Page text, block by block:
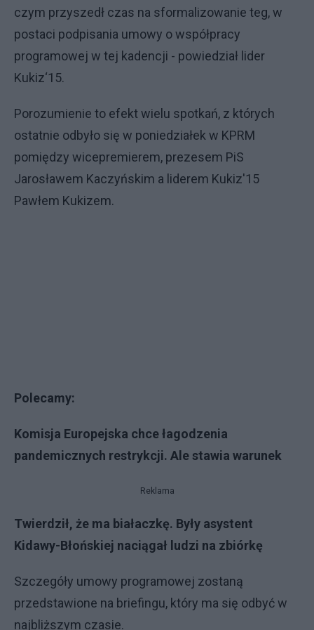
czym przyszedł czas na sformalizowanie teg, w
postaci podpisania umowy o współpracy
programowej w tej kadencji - powiedział lider
Kukiz‘15.
Porozumienie to efekt wielu spotkań, z których
ostatnie odbyło się w poniedziałek w KPRM
pomiędzy wicepremierem, prezesem PiS
Jarosławem Kaczyńskim a liderem Kukiz'15
Pawłem Kukizem.
Polecamy:
Komisja Europejska chce łagodzenia
pandemicznych restrykcji. Ale stawia warunek
Reklama
Twierdził, że ma białaczkę. Były asystent
Kidawy-Błońskiej naciągał ludzi na zbiórkę
Szczegóły umowy programowej zostaną
przedstawione na briefingu, który ma się odbyć w
najbliższym czasie.